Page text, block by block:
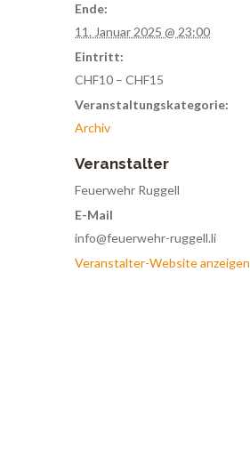
Ende:
11. Januar 2025 @ 23:00
Eintritt:
CHF10 – CHF15
Veranstaltungskategorie:
Archiv
Veranstalter
Feuerwehr Ruggell
E-Mail
info@feuerwehr-ruggell.li
Veranstalter-Website anzeigen